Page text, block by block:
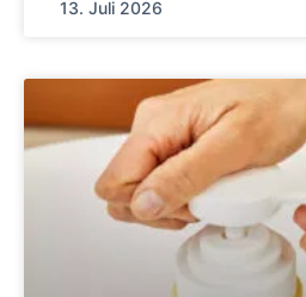
13. Juli 2026